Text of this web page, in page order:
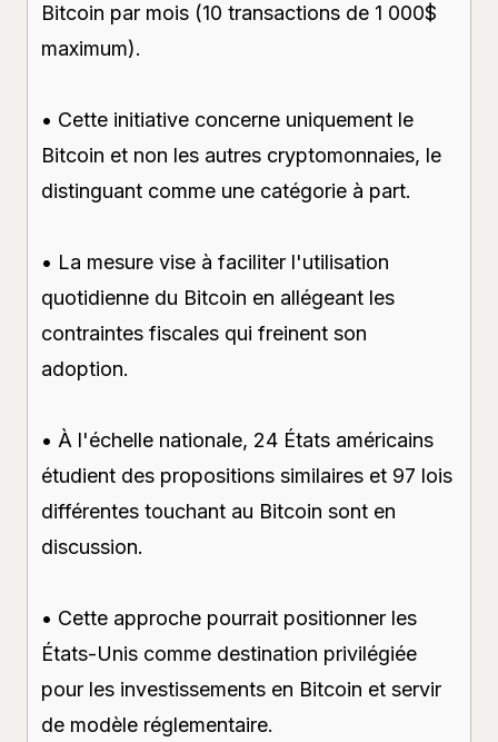
Bitcoin par mois (10 transactions de 1 000$
maximum).
• Cette initiative concerne uniquement le
Bitcoin et non les autres cryptomonnaies, le
distinguant comme une catégorie à part.
• La mesure vise à faciliter l'utilisation
quotidienne du Bitcoin en allégeant les
contraintes fiscales qui freinent son
adoption.
• À l'échelle nationale, 24 États américains
étudient des propositions similaires et 97 lois
différentes touchant au Bitcoin sont en
discussion.
• Cette approche pourrait positionner les
États-Unis comme destination privilégiée
pour les investissements en Bitcoin et servir
de modèle réglementaire.